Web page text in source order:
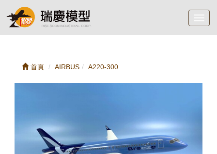
首頁 AIRBUS A220-300